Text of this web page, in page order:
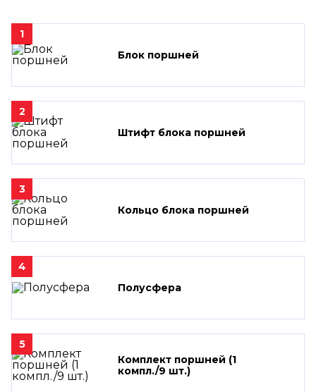
1
Блок поршней
2
Штифт блока поршней
3
Кольцо блока поршней
4
Полусфера
5
Комплект поршней (1
компл./9 шт.)